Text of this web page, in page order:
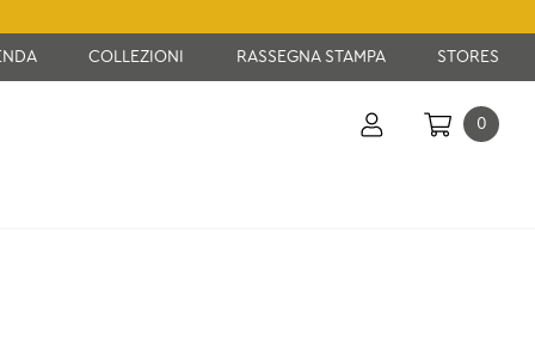
COLLEZIONI RASSEGNA STAMPA STORES
0